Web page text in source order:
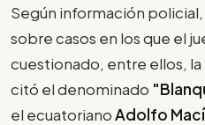
Según información
sobre casos en los que el
cuestionado, entre ellos,
citó el denominado
el ecuatorianoAdolfo